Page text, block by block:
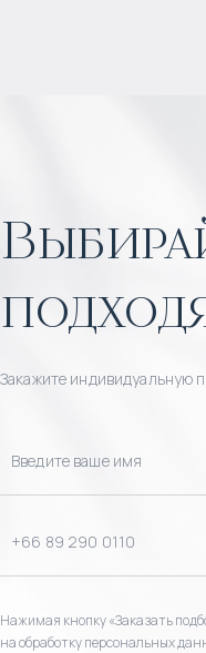
Закажите индивидуальную
Нажимая кнопку «Заказать
на обработку персональных